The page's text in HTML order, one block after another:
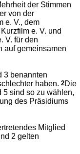
der Stimmen
von der
e. V., dem
e. V. und
V. für den
auf gemeinsamen
3 benannten
haben.2Die
5 sind so zu wählen,
des Präsidiums
Mitglied
2 gelten